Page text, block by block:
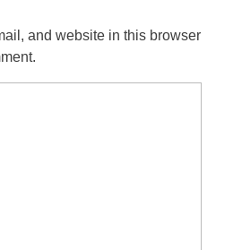
and website in this browser